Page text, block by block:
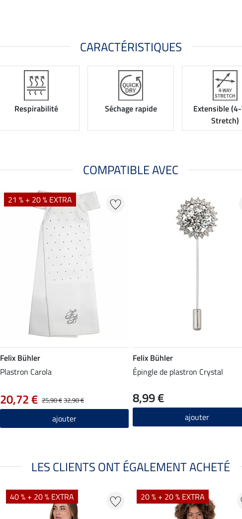
CARACTÉRISTIQUES
Respirabilité Séchage rapide
Extensible
Stretch)
COMPATIBLE AVEC
21 % + 20 % EXTRA
Felix Bühler
Plastron Carola
25,90 €32,90 €
20,72 €
ajouter
Felix Bühler
Épingle de plastron Crystal
8,99 €
ajouter
LES CLIENTS ONT ÉGALEMENT ACHETÉ
40 % + 20 % EXTRA 20 % + 20 % EXTRA